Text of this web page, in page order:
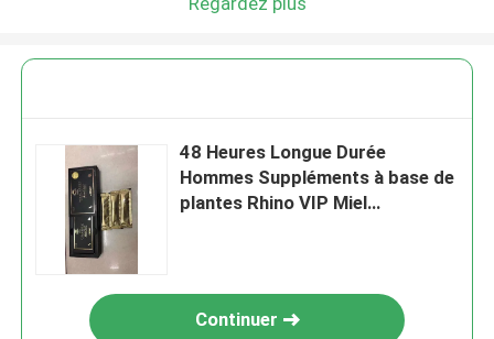
48 Heures Longue Durée
Hommes Suppléments à base de
plantes Rhino VIP Miel
Continuer